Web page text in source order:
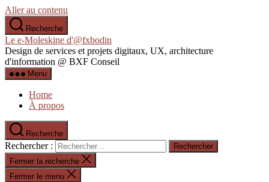
Aller au contenu
Recherche
Le e-Moleskine d'@fxbodin
Design de services et projets digitaux, UX, architecture
d'information @ BXF Conseil
Menu
Home
À propos
Recherche
Rechercher :
Fermer la recherche
Fermer le menu